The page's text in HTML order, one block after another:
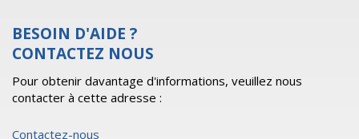
BESOIN D'AIDE ?
CONTACTEZ NOUS
Pour obtenir davantage d'informations, veuillez nous
contacter à cette adresse :
Contactez-nous